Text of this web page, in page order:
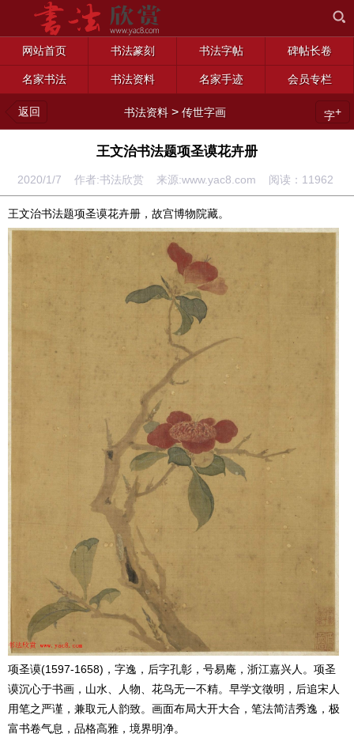
网站首页 书法篆刻 书法字帖 碑帖长卷
名家书法 书法资料 名家手迹 会员专栏
返回 书法资料 >传世字画 字+
王文治书法题项圣谟花卉册
2020/1/7 作者:书法欣赏 来源:www.yac8.com 阅读： 11962
王文治书法题项圣谟花卉册，故宫博物院藏。
项圣谟(1597-1658)，字逸，后字孔彰，号易庵，浙江嘉兴人。项圣
谟沉心于书画，山水、人物、花鸟无一不精。早学文徵明，后追宋人
用笔之严谨，兼取元人韵致。画面布局大开大合，笔法简洁秀逸，极
富书卷气息，品格高雅，境界明净。